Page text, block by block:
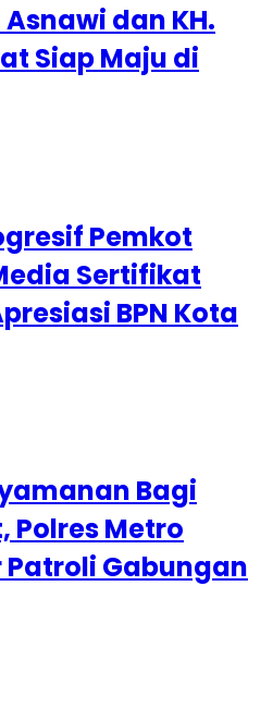
dan KH.
Siap Maju di
Pemkot
Sertifikat
BPN Kota
Bagi
Polres Metro
Patroli Gabungan